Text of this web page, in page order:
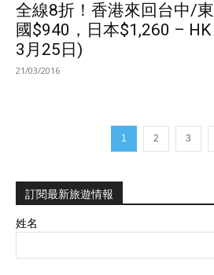
全線8折！香港來回台中/
國$940，日本$1,260 –
3月25日)
21/03/2016
1 2 3
訂閱最新旅遊情報
姓名